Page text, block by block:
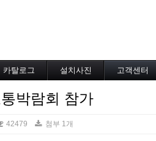
카탈로그 설치사진 고객센터
박람회 참가
42479 첨부 1개